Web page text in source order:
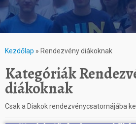
Kezdőlap » Rendezvény diákoknak
Kategóriák
diákoknak
Csak a Diakok rendezvénycsatornájába